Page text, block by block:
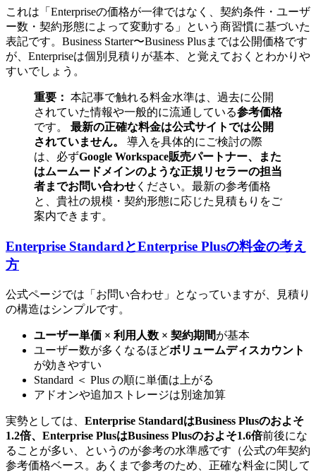
これは「Enterpriseの価格が一律ではなく、契約条件・ユーザ
ー数・契約形態によって変動する」という商習慣に基づいた
表記です。Business Starter〜Business Plusまでは公開価格です
が、Enterpriseは個別見積りが基本、と覚えておくとわかりや
すいでしょう。
重要： 本記事で触れる料金水準は、過去に公開
されていた情報や一般的に流通している参考価格
です。 最新の正確な料金は公式サイトでは公開
されていません。
導入を具体的にご検討の際
は、必ずGoogle Workspace販売パートナー、また
はムームードメインのような正規リセラーの担当
者までお問い合わせ ください。最新の参考価格
と、貴社の規模・契約形態に応じた見積もりをご
案内できます。
Enterprise StandardとEnterprise Plusの料金の考え
方
公式ページでは「お問い合わせ」となっていますが、見積り
の構造はシンプルです。
ユーザー単価 × 利用人数 × 契約期間が基本
ユーザー数が多くなるほどボリュームディスカウント
が効きやすい
Standard ＜ Plus の順に単価は上がる
アドオンや追加ストレージは別途加算
実勢としては、 Enterprise StandardはBusiness Plusのおよそ
1.2倍、Enterprise PlusはBusiness Plusのおよそ1.6倍前後にな
ることが多い、というのが参考の水準感です（公式の年契約
参考価格ベース。あくまで参考のため、正確な料金に関して